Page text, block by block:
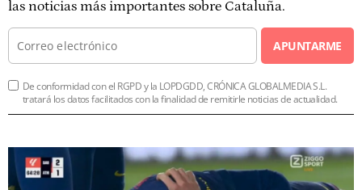
las noticias más importantes sobre Cataluña.
APUNTARME
De conformidad con el RGPD y la LOPDGDD, CRÓNICA GLOBALMEDIA S.L.
tratará los datos facilitados con la finalidad de remitirle noticias de actualidad.